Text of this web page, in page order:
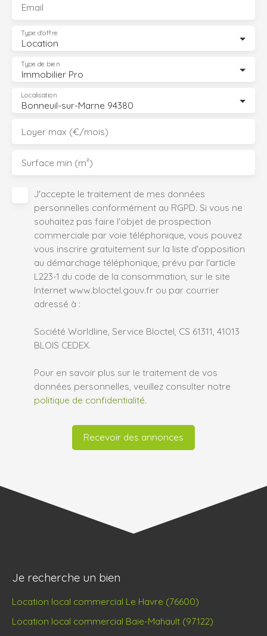
Email
Location
Type d'offre
Immobilier Pro
Type de bien
Bonneuil-sur-Marne 94380
Localisation
Loyer max (€/mois)
Surface min (m²)
J'accepte le traitement de mes données
personnelles conformément au RGPD. Si vous ne
souhaitez pas faire l'objet de prospection
commerciale par voie téléphonique, vous pouvez
vous inscrire gratuitement sur la liste d'opposition
au démarchage téléphonique, prévu par l'article
L223-1 du code de la consommation, sur le site
Internet www.bloctel.gouv.fr ou par courrier
adressé à :
Société Worldline, Service Bloctel, CS 61311, 41013
BLOIS CEDEX.
Pour en savoir plus sur le traitement de vos
données personnelles, veuillez consulter notre
politique de confidentialité.
Recevoir des annonces
Je recherche un bien
Location local commercial Le Havre (76600)
Location local commercial Baie-Mahault (97122)